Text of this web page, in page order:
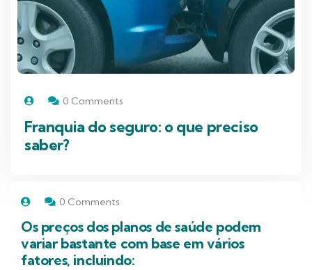
0 Comments
Franquia do seguro: o que preciso
saber?
0 Comments
Os preços dos planos de saúde podem
variar bastante com base em vários
fatores, incluindo: